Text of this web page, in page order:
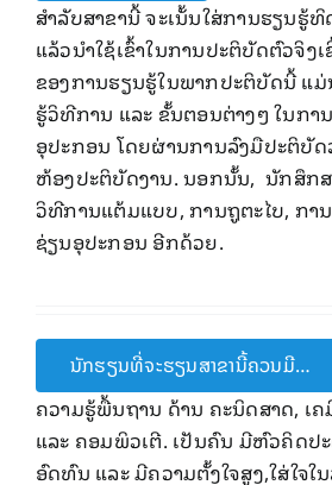
ສໍາລັບສາຂານີ້ ຈະເນັ້ນໃສ່ການຮຽນຮູ້
ແລ້ວນໍາໃຊ້ເຂົ້າໃນການປະຕິບັດຕົວຈິງ
ຂອງການຮຽນຮູ້ໃນພາກປະຕິບັດນີ້ ແ
ຮູ້ວິທີການ ແລະ ຂັ້ນຕອນຕ່າງໆ ໃນກ
ອຸປະກອນ ໂດຍຜ່ານການລົງມືປະຕິບັດ
ຫ້ອງປະຕິບັດງານ. ນອກນັ້ນ, ນັກສຶກສ
ວິທີການແຕ້ມແບບ, ການຖູຕະໄບ, ກາ
ຊ່ຽນອຸປະກອນ ອີກດ້ວຍ.
ນັກຮຽນທີ່ຈະຮຽນສາຂານີ້ຄວນມີ…
ຄວາມຮູ້ພື້ນຖານ ດ້ານ ຄະນິດສາດ, ເ
ແລະ ຄອມພິວເຕີ. ເປັນຄົນ ມີຫົວຄິດປ
ອົດທົນ ແລະ ມີຄວາມຕັ້ງໃຈສູງ,ໃສ່ໃຈໃ